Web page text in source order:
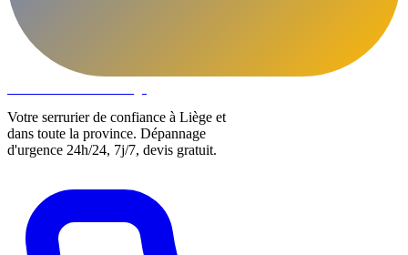
Votre serrurier de confiance à Liège et
dans toute la province. Dépannage
d'urgence 24h/24, 7j/7, devis gratuit.